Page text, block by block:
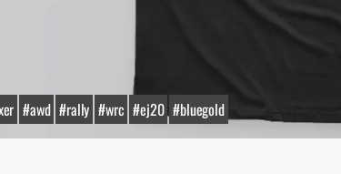
#awd #rally #wrc #ej20 #bluegold